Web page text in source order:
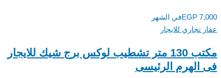
EGP في الشهر
تجاري للايجار
مكتب 130 متر تشطيب لوكس برج شيك للايجار
الرئيسى